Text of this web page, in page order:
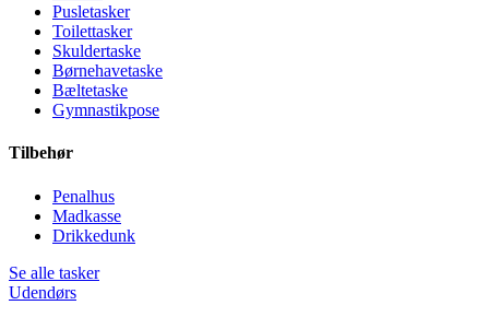
Pusletasker
Toilettasker
Skuldertaske
Børnehavetaske
Bæltetaske
Gymnastikpose
Tilbehør
Penalhus
Madkasse
Drikkedunk
Se alle tasker
Udendørs